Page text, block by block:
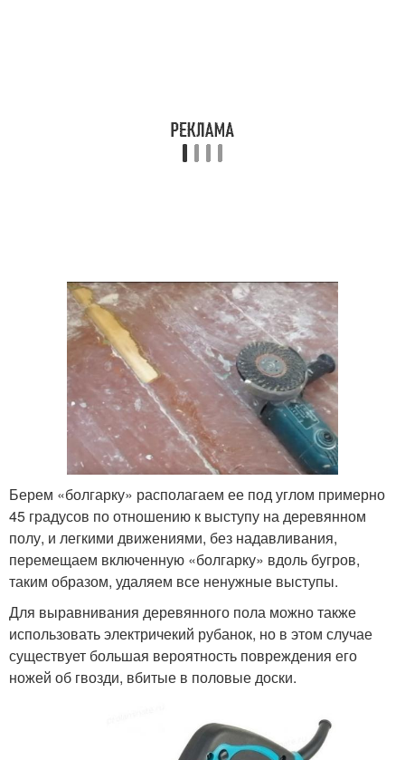
Берем «болгарку» располагаем ее под углом примерно
45 градусов по отношению к выступу на деревянном
полу, и легкими движениями, без надавливания,
перемещаем включенную «болгарку» вдоль бугров,
таким образом, удаляем все ненужные выступы.
Для выравнивания деревянного пола можно также
использовать электричекий рубанок, но в этом случае
существует большая вероятность повреждения его
ножей об гвозди, вбитые в половые доски.